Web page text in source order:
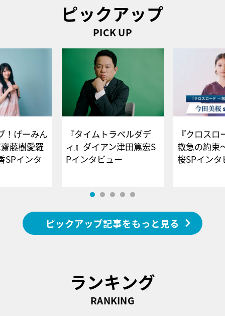
ピックアップ
PICK UP
！げーみん
藤樹愛羅
SPインタ
『タイムトラベルダデ
ィ』ダイアン津田篤宏S
Pインタビュー
『クロス
救急の約束
桜SPイ
ピックアップ記事をもっと見る
ランキング
RANKING